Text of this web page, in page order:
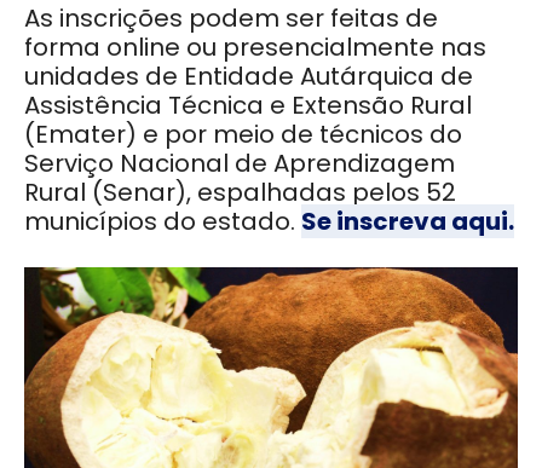
As inscrições podem ser feitas de
forma online ou presencialmente nas
unidades de Entidade Autárquica de
Assistência Técnica e Extensão Rural
(Emater) e por meio de técnicos do
Serviço Nacional de Aprendizagem
Rural (Senar), espalhadas pelos 52
municípios do estado. Se inscreva aqui.